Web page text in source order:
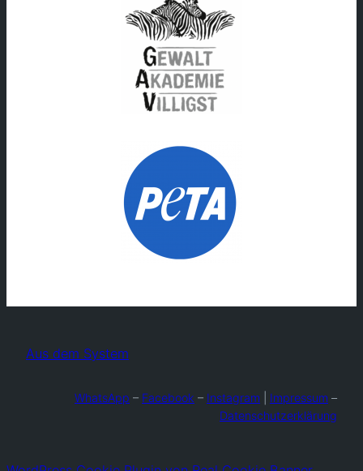
Aus dem System
WhatsApp – Facebook – Instagram Impressum –
Datenschutzerklärung